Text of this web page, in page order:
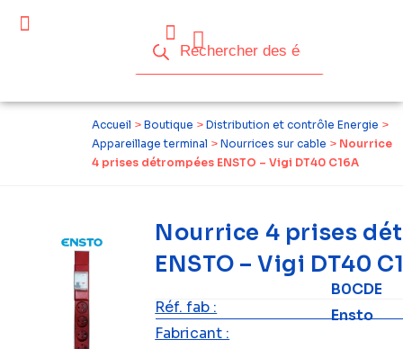
Accueil > Boutique > Distribution et contrôle Energie >
Appareillage terminal > Nourrices sur cable > Nourrice
4 prises détrompées ENSTO – Vigi DT40 C16A
Nourrice 4 prises
ENSTO – Vigi DT40
Réf. fab :
B0CDE
Fabricant :
Ensto